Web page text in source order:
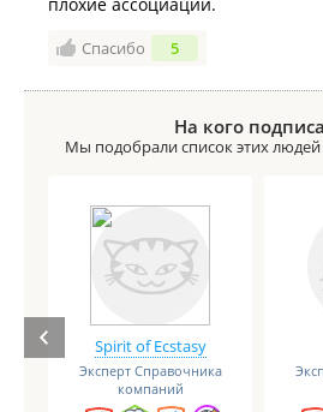
Спасибо 5
На кого
Мы подобрали список этих людей
Spirit of Ecstasy
Эксперт Справочника
компаний